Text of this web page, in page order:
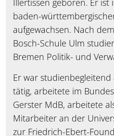
baden-
aufgewachsen. Nach
Bosch-Schule Ulm
Bremen Politik- und
Er war studienbegleitend
tätig, arbeitete im
Gerster MdB, arbeitete
Mitarbeiter an der
zur Friedrich-Ebert-